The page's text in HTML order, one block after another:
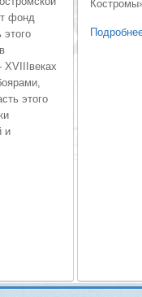
фонд
этого
и